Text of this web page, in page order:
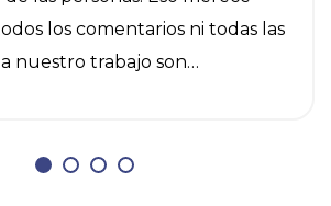
los comentarios ni todas las
nuestro trabajo son
de Geriatría, una prioridad